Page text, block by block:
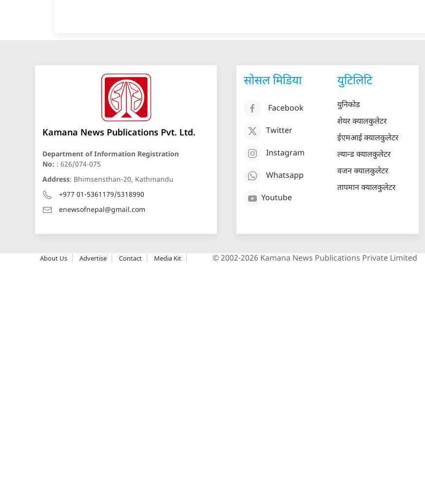
Kamana News Publications Pvt. Ltd.
Department of Information Registration
No: : 626/074-075
Address: Bhimsensthan-20, Kathmandu
+977 01-5361179/5318990
enewsofnepal@gmail.com
सोसल मिडिया
Facebook
Twitter
Instagram
Whatsapp
Youtube
युटिलिटि
युनिकोड
शेयर क्यालकुलेटर
ईएमआई क्यालकुलेटर
ल्यान्ड क्यालकुलेटर
वजन क्यालकुलेटर
तापमान क्यालकुलेटर
About Us Advertise Contact Media Kit © 2002-2026 Kamana News Publications Private Limited